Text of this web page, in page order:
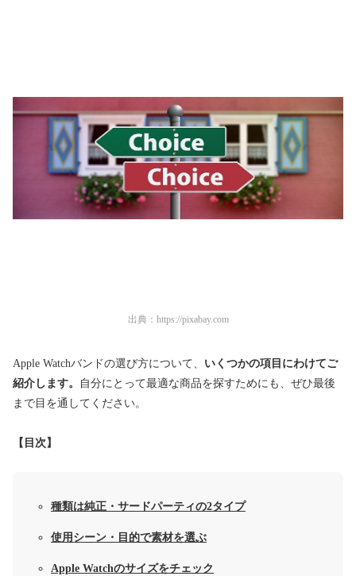
出典： https://pixabay.com
Apple Watchバンドの選び方について、 いくつかの項目にわけてご
紹介します。
自分にとって最適な商品を探すためにも、ぜひ最後
まで目を通してください。
【目次】
種類は純正・サードパーティの2タイプ
使用シーン・目的で素材を選ぶ
Apple Watchのサイズをチェック